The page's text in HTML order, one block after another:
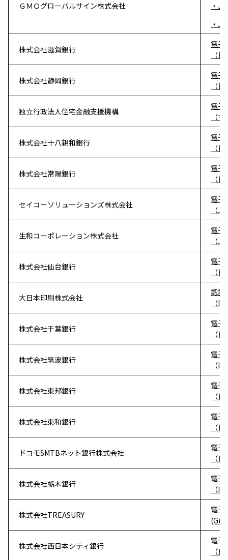
ＧＭＯグローバルサイン株式会社
・
・
株式会社滋賀銀行
電子
（
株式会社静岡銀行
電子
（
独立行政法人住宅金融支援機構
電子
（
株式会社十八親和銀行
電子
（
株式会社常陽銀行
電子
（
セイコーソリューションズ株式会社
電子
（
生和コーポレーション株式会社
電子
（
株式会社仙台銀行
電子
（
大日本印刷株式会社
認証
（
株式会社千葉銀行
電子
（
株式会社筑波銀行
電子
（
株式会社東邦銀行
電子
（
株式会社東和銀行
電子
（
ドコモSMTBネット銀行株式会社
電子
（
株式会社栃木銀行
電子
（
株式会社TREASURY
電子
株式会社西日本シティ銀行
電子
（